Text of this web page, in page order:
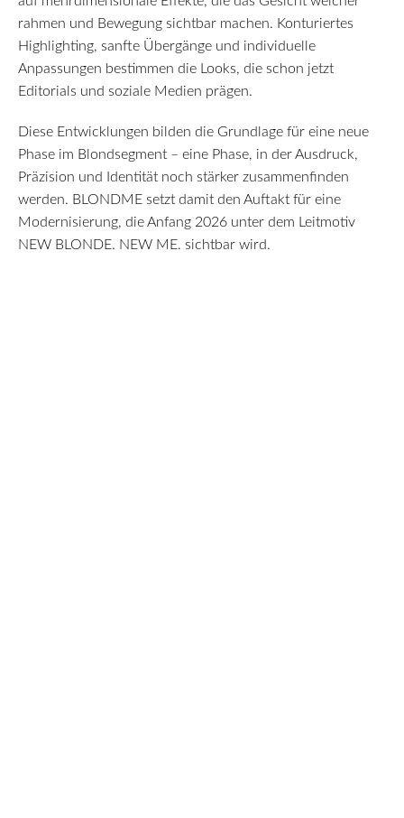
rahmen und Bewegung sichtbar machen. Konturiertes
Highlighting, sanfte Übergänge und individuelle
Anpassungen bestimmen die Looks, die schon jetzt
Editorials und soziale Medien prägen.
Diese Entwicklungen bilden die Grundlage für eine neue
Phase im Blondsegment – eine Phase, in der Ausdruck,
Präzision und Identität noch stärker zusammenfinden
werden. BLONDME setzt damit den Auftakt für eine
Modernisierung, die Anfang 2026 unter dem Leitmotiv
NEW BLONDE. NEW ME. sichtbar wird.